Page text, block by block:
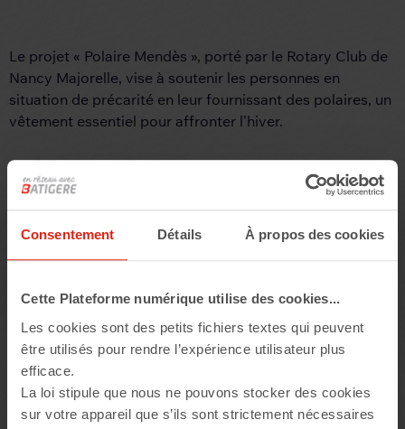
Consentement Détails À propos des cookies
Cette Plateforme numérique utilise des cookies...
Les cookies sont des petits fichiers textes qui peuvent
être utilisés pour rendre l’expérience utilisateur plus
efficace.
La loi stipule que nous ne pouvons stocker des cookies
sur votre appareil que s’ils sont strictement nécessaires
Le projet « Polaire Mendès », porté par le Rotary Club de
Nancy Majorelle, vise à soutenir les personnes en
situation de précarité en leur fournissant des polaires, un
vêtement essentiel pour affronter l’hiver.
Fondation Perce Neige